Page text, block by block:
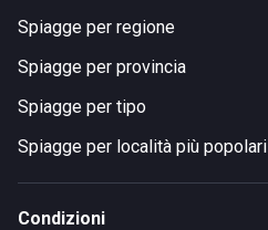
Spiagge per regione
Spiagge per provincia
Spiagge per tipo
Spiagge per località più popolari
Condizioni